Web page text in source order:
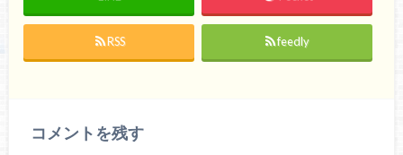
RSS feedly
コメントを残す